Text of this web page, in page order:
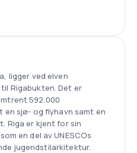
ligger ved elven
Rigabukten. Det er
592.000
en sjø- og flyhavn samt en
Riga er kjent for sin
en del av UNESCOs
jugendstilarkitektur.